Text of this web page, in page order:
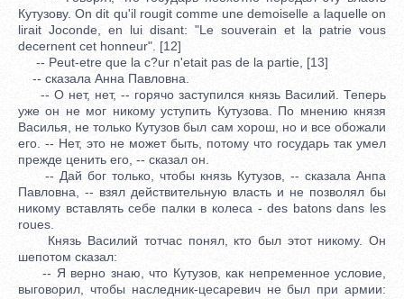
Кутузову. On dit qu'il rougit comme une demoiselle a laquelle on
lirait Joconde, en lui disant: "Le souverain et la patrie vous
decernent cet honneur". [12]
-- Peut-etre que la c?ur n'etait pas de la partie, [13]
-- сказала Анна Павловна.
-- О нет, нет, -- горячо заступился князь Василий. Теперь
уже он не мог никому уступить Кутузова. По мнению князя
Василья, не только Кутузов был сам хорош, но и все обожали
его. -- Нет, это не может быть, потому что государь так умел
прежде ценить его, -- сказал он.
-- Дай бог только, чтобы князь Кутузов, -- сказала Анпа
Павловна, -- взял действительную власть и не позволял бы
никому вставлять себе палки в колеса - des batons dans les
roues.
Князь Василий тотчас понял, кто был этот никому. Он
шепотом сказал:
-- Я верно знаю, что Кутузов, как непременное условие,
выговорил, чтобы наследник-цесаревич не был при армии: